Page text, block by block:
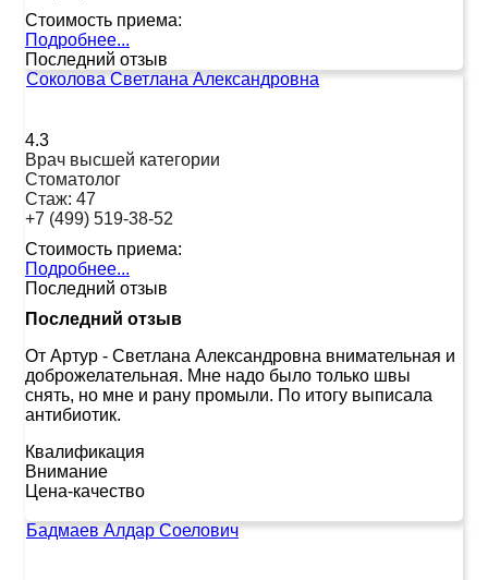
Стоимость приема:
Подробнее...
Последний отзыв
Соколова Светлана Александровна
4.3
Врач высшей категории
Стоматолог
Стаж: 47
+7 (499) 519-38-52
Стоимость приема:
Подробнее...
Последний отзыв
Последний отзыв
От Артур - Светлана Александровна внимательная и
доброжелательная. Мне надо было только швы
снять, но мне и рану промыли. По итогу выписала
антибиотик.
Квалификация
Внимание
Цена-качество
Бадмаев Алдар Соелович